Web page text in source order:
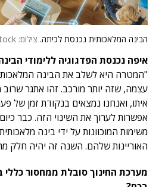
הבינה המלאכותית נכנסת לכיתה. צילום: ShutterStock
איפה נכנסת הפדגוגיה ללימודי
"המטרה היא לשלב את הבינה
עצמה, שזה יותר מורכב. זהו אתגר שרוב
איתו, ואנחנו נמצאים בנקודת זמן של
אפשרות לערוך את השינוי הזה. כבר
משימות המוכוונות על ידי בינה
האוריינות שלהם. השנה זה יהיה חלק
מערכת החינוך סובלת ממחסור כללי